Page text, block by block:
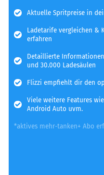
Aktuelle Spritpreise in
Ladetarife vergleichen &
erfahren
Detaillierte
und 30.000 Ladesäulen
Flizzi empfiehlt dir den
Viele weitere Features
Android Auto uvm.
*aktives mehr-tanken+ Abo